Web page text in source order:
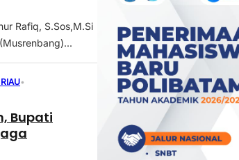
Rafiq, S.Sos,M.Si
•
Bupati